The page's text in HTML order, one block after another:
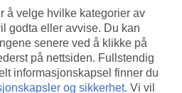
FILTER
å velge hvilke kategorier av
godta eller avvise. Du kan
senere ved å klikke på
på nettsiden. Fullstendig
informasjonskapsel finner du
og sikkerhet. Vi vil